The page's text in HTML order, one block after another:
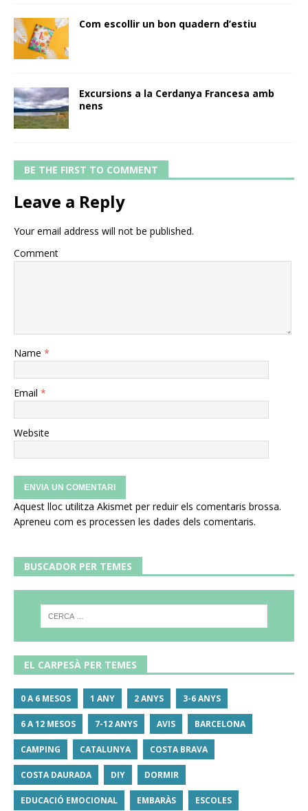
Com escollir un bon quadern d’estiu
Excursions a la Cerdanya Francesa amb
nens
BE THE FIRST TO COMMENT
Leave a Reply
Your email address will not be published.
Comment
Name *
Email *
Website
Aquest lloc utilitza Akismet per reduir els comentaris brossa.
Apreneu com es processen les dades dels comentaris.
BUSCADOR PER TEMES
EL CARPESÀ PER TEMES
0 A 6 MESOS 1 ANY 2 ANYS 3-6 ANYS
6 A 12 MESOS 7-12 ANYS AVIS BARCELONA
CAMPING CATALUNYA COSTA BRAVA
COSTA DAURADA DIY DORMIR
EDUCACIÓ EMOCIONAL EMBARÀS ESCOLES